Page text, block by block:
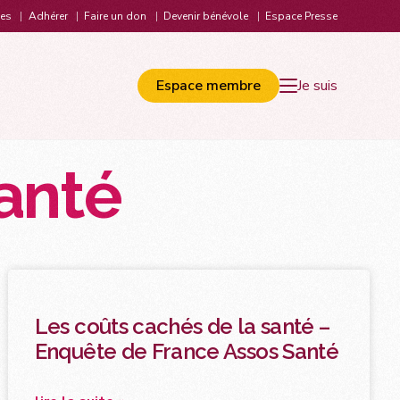
Adhérer Faire un don Devenir bénévole Espace Presse
S’informer
Bibliographie
Liens utiles
en lien avec les ministères et la HAS
de soins endométriose
recommandations pour la pratique clinique de l’endométriose
Espace membre Je suis
Les coûts cachés de la santé –
Enquête de France Assos Santé